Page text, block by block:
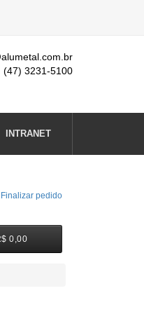
(47) 3231-5100
INTRANET
Finalizar pedido
0,00